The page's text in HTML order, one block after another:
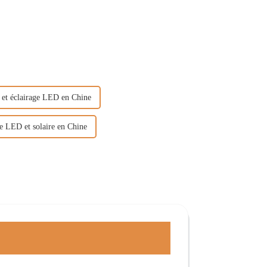
éclairage LED en Chine
LED et solaire en Chine